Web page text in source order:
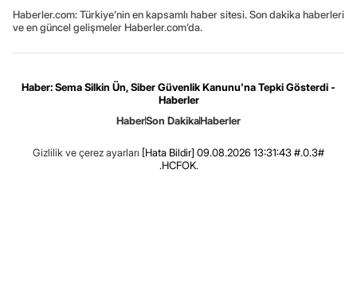
Haberler.com: Türkiye’nin en kapsamlı haber sitesi. Son dakika haberleri
ve en güncel gelişmeler Haberler.com’da.
Haber: Sema Silkin Ün, Siber Güvenlik Kanunu'na Tepki Gösterdi -
Haberler
HaberSon DakikaHaberler
Gizlilik ve çerez ayarları [Hata Bildir] 09.08.2026 13:31:43 #.0.3#
.HCFOK.